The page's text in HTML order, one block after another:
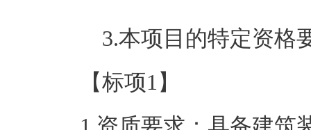
3.本项目的特定资格
【标项1】